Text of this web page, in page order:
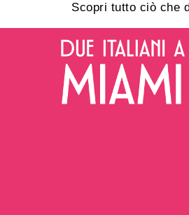
Scopri tutto ciò che